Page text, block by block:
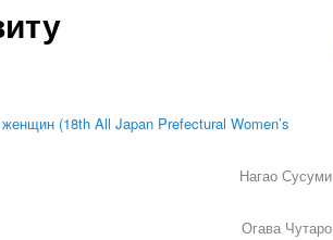
(18th All Japan Prefectural Women’s
Нагао Сусуми
Огава Чутаро